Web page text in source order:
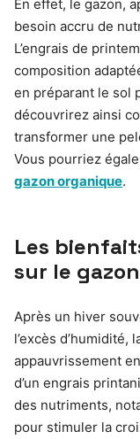
En effet, le gazon,
besoin accru de
L’engrais de
composition
en préparant le sol
découvrirez ainsi
transformer une
Vous pourriez
gazon organique.
Les
sur le
Après un hiver
l’excès d’humidité,
appauvrissement
d’un engrais
des nutriments,
pour stimuler la